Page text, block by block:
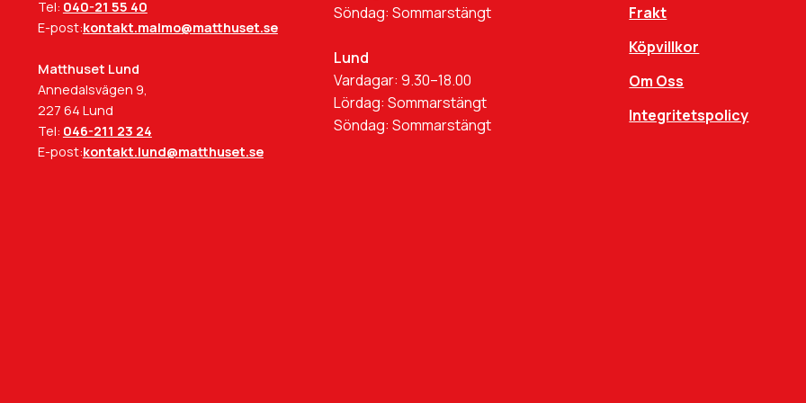
Tel: 040-21 55 40
E-post:kontakt.malmo@matthuset.se
Matthuset Lund
Annedalsvägen 9,
227 64 Lund
Tel: 046-211 23 24
E-post:kontakt.lund@matthuset.se
Söndag: Sommarstängt
Lund
Vardagar: 9.30–18.00
Lördag: Sommarstängt
Söndag: Sommarstängt
Frakt
Köpvillkor
Om Oss
Integritetspolicy